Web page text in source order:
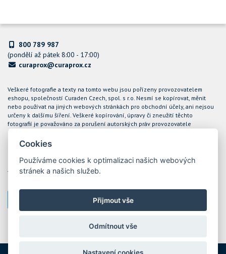
800 789 987
(pondělí až pátek 8:00 - 17:00)
curaprox@curaprox.cz
Veškeré fotografie a texty na tomto webu jsou pořízeny provozovatelem
eshopu, společností Curaden Czech, spol. s r.o. Nesmí se kopírovat, měnit
nebo používat na jiných webových stránkách pro obchodní účely, ani nejsou
určeny k dalšímu šíření. Veškeré kopírování, úpravy či zneužití těchto
fotografií je považováno za porušení autorských práv provozovatele
internetového obchodu CURAPROX a společnost Curaden Czech, spol. s r.o.
bude takové případy řešit soudní cestou.
účtenku. Zároveň je povinen zaevidovat přijatou tržbu u správce daně online;
v případě technického výpadku pak nejpozději do 48 hodin. Tržby jsou
Cookies
Používáme cookies k optimalizaci našich webových
stránek a našich služeb.
Přijmout vše
Odmítnout vše